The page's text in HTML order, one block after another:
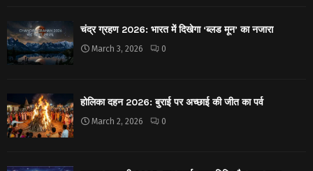
चंद्र ग्रहण 2026: भारत में दिखेगा ‘ब्लड मून’ का नजारा
March 3, 2026 0
होलिका दहन 2026: बुराई पर अच्छाई की जीत का पर्व
March 2, 2026 0